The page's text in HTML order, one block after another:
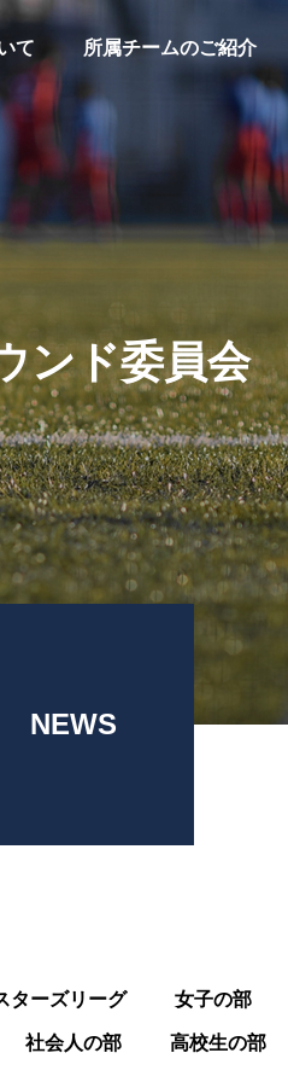
て 所属チームのご紹介
柏市サッカー協会に
定款
一般社団法人柏市サッカー協
ラ
ウ
ン
ド
委
員
会
審
判
委
員
会
キ
ッ
ズ
の
部
学
生
の
部
第
一
種
ンド委員会
NEWS
ターズリーグ 女子の部
社会人の部 高校生の部